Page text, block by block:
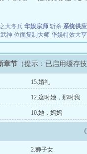
大冬兵 华娱宗师 斩杀 系统供
神 位面复制大师 华娱特效大亨
章节 （提示：已启用缓存
15.婚礼
12.这时她，那时我
10.她，妈妈
2.狮子女